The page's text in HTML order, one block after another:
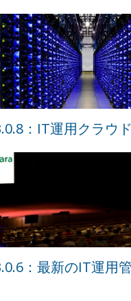
：IT運用クラウ
：最新のIT運用